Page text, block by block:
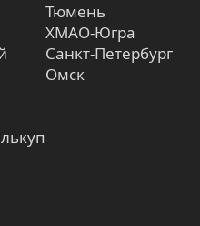
Тюмень
ХМАО-Югра
Санкт-Петербург
Омск